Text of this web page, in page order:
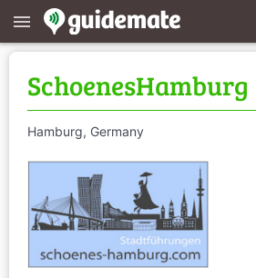
menu
SchoenesHamburg
Hamburg, Germany